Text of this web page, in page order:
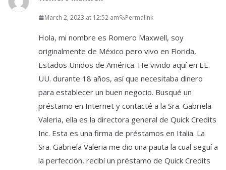
March 2, 2023 at 12:52 am Permalink
Hola, mi nombre es Romero Maxwell, soy
originalmente de México pero vivo en Florida,
Estados Unidos de América. He vivido aquí en EE.
UU. durante 18 años, así que necesitaba dinero
para establecer un buen negocio. Busqué un
préstamo en Internet y contacté a la Sra. Gabriela
Valeria, ella es la directora general de Quick Credits
Inc. Esta es una firma de préstamos en Italia. La
Sra. Gabriela Valeria me dio una pauta la cual seguí a
la perfección, recibí un préstamo de Quick Credits